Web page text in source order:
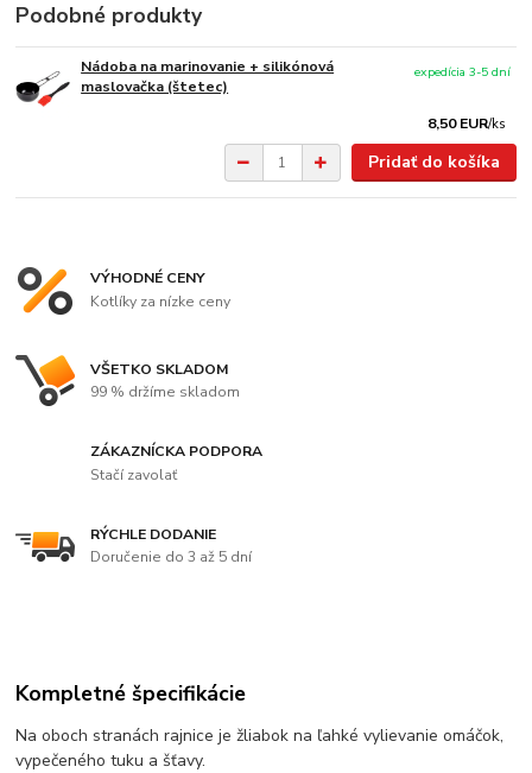
Podobné produkty
Nádoba na marinovanie + silikónová
maslovačka (štetec)
8,50 EUR/ks
expedícia 3-5 dní
Pridať do košíka
VÝHODNÉ CENY
Kotlíky za nízke ceny
VŠETKO SKLADOM
99 % držíme skladom
ZÁKAZNÍCKA PODPORA
Stačí zavolať
RÝCHLE DODANIE
Doručenie do 3 až 5 dní
Kompletné špecifikácie
Na oboch stranách rajnice je žliabok na ľahké vylievanie omáčok,
vypečeného tuku a šťavy.